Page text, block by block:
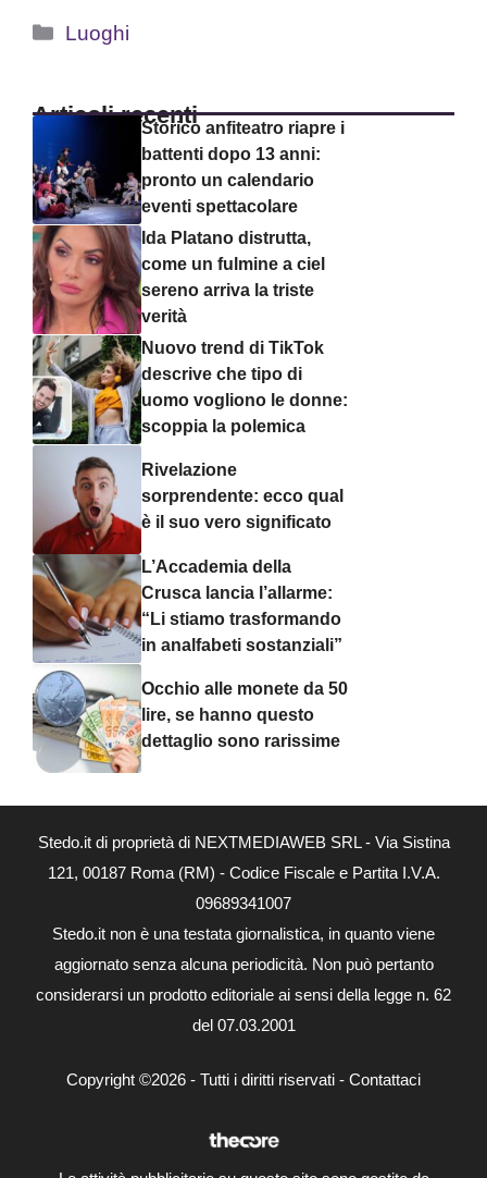
Categorie
Luoghi
Articoli recentiStorico anfiteatro riapre i
battenti dopo 13 anni:
pronto un calendario
eventi spettacolare
Ida Platano distrutta,
come un fulmine a ciel
sereno arriva la triste
verità
Nuovo trend di TikTok
descrive che tipo di
uomo vogliono le donne:
scoppia la polemica
Rivelazione
sorprendente: ecco qual
è il suo vero significato
L’Accademia della
Crusca lancia l’allarme:
“Li stiamo trasformando
in analfabeti sostanziali”
Occhio alle monete da 50
lire, se hanno questo
dettaglio sono rarissime
Stedo.it di proprietà di NEXTMEDIAWEB SRL - Via Sistina
121, 00187 Roma (RM) - Codice Fiscale e Partita I.V.A.
09689341007
Stedo.it non è una testata giornalistica, in quanto viene
aggiornato senza alcuna periodicità. Non può pertanto
considerarsi un prodotto editoriale ai sensi della legge n. 62
del 07.03.2001
Copyright ©2026 - Tutti i diritti riservati - Contattaci